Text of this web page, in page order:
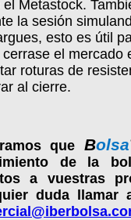
el Metastock.
la sesión
esto es útil
el mercado
roturas de
al cierre.
que Bolsa
de la
a vuestras
duda llamar